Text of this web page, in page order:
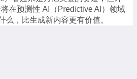
将在预测性 AI（Predictive AI）领域
么，比生成新内容更有价值。